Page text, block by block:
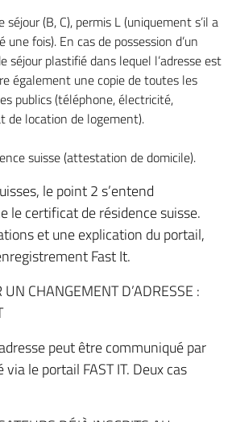
séjour (B, C), permis L (uniquement s’il a
fois). En cas de possession d’un
séjour plastifié dans lequel l’adresse est
également une copie de toutes les
publics (téléphone, électricité,
de location de logement).
suisse (attestation de domicile).
le point 2 s’entend
le certificat de résidence suisse.
et une explication du portail,
Fast It.
CHANGEMENT D’ADRESSE :
peut être communiqué par
le portail FAST IT. Deux cas